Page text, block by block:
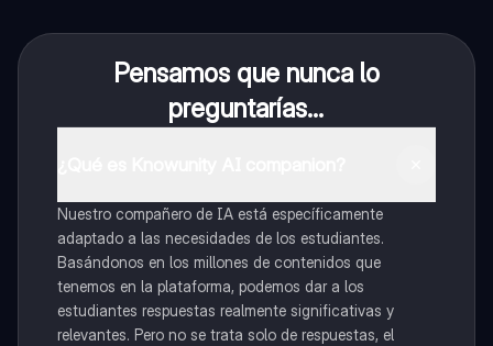
Pensamos que nunca lo
preguntarías...
Nuestro compañero de IA está específicamente
adaptado a las necesidades de los estudiantes.
Basándonos en los millones de contenidos que
tenemos en la plataforma, podemos dar a los
estudiantes respuestas realmente significativas y
relevantes. Pero no se trata solo de respuestas, el